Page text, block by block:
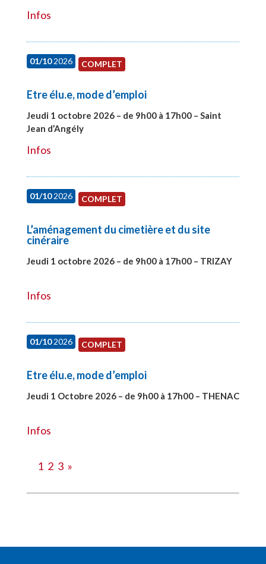
Infos
01/102026 COMPLET
Etre élu.e, mode d’emploi
Jeudi 1 octobre 2026 – de 9h00 à 17h00 – Saint
Jean d’Angély
Infos
01/102026 COMPLET
L’aménagement du cimetière et du site
cinéraire
Jeudi 1 octobre 2026 – de 9h00 à 17h00 – TRIZAY
Infos
01/102026 COMPLET
Etre élu.e, mode d’emploi
Jeudi 1 Octobre 2026 – de 9h00 à 17h00 – THENAC
Infos
1 2 3 »